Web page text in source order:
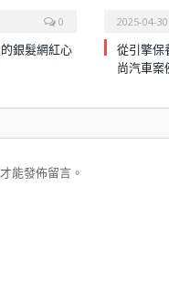
0
銀髮網紅心
2025-04-30
從引擎保
尚汽車案
能發佈留言。